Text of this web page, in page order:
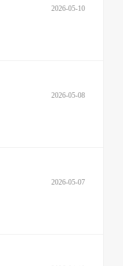
2026-05-10
2026-05-08
2026-05-07